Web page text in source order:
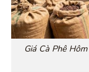
Giá Cà Phê